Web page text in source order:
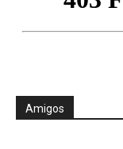
Amigos